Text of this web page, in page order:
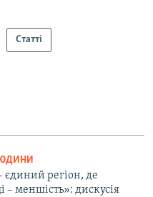
Статті
єдиний регіон, де
– меншість»: дискусія